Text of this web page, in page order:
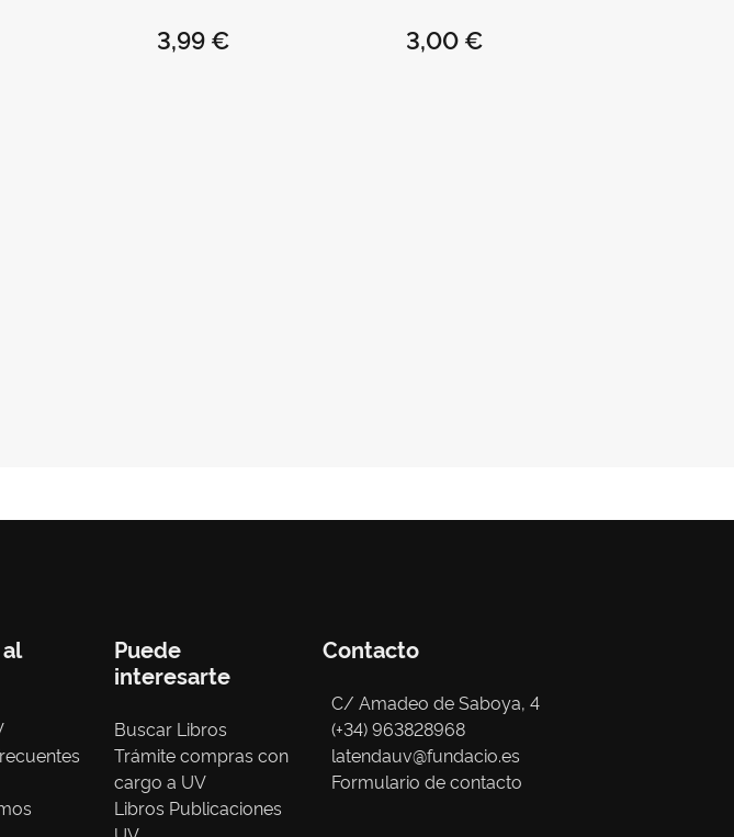
València - con
3,99 € 3,00 €
Puede
interesarte
Buscar Libros
Trámite compras con
cargo a UV
Libros Publicaciones
Contacto
C/ Amadeo de Saboya, 4
(+34) 963828968
latendauv@fundacio.es
Formulario de contacto